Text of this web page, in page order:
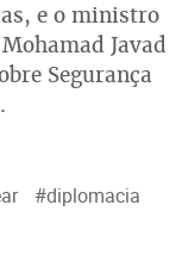
e o ministro
Javad
Segurança
#diplomacia